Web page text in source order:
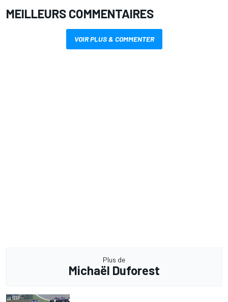
MEILLEURS COMMENTAIRES
VOIR PLUS & COMMENTER
Plus de
Michaël Duforest